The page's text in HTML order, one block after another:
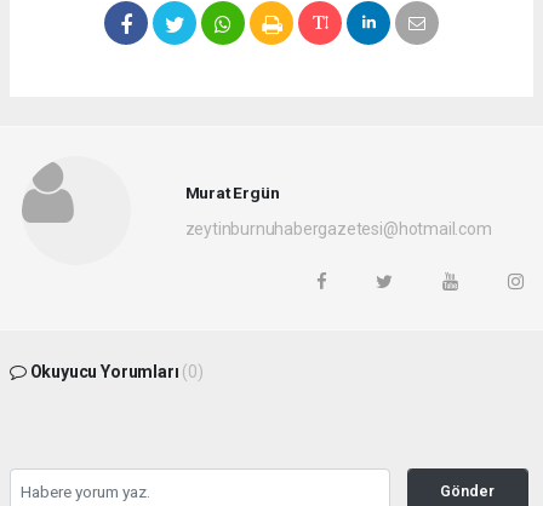
Murat Ergün
zeytinburnuhabergazetesi@hotmail.com
Okuyucu Yorumları (0)
Gönder